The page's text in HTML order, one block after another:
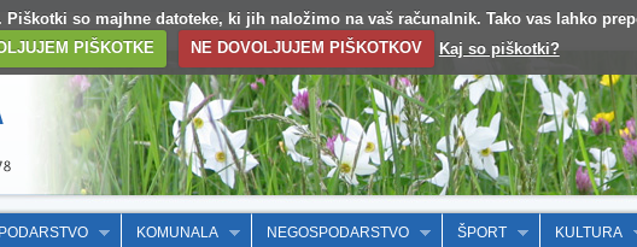
so majhne datoteke, ki jih naložimo na vaš računalnik. Tako vas lahko
PIŠKOTKE
NE DOVOLJUJEM PIŠKOTKOV Kaj so piškotki?
KOMUNALA NEGOSPODARSTVO ŠPORT KULTURA